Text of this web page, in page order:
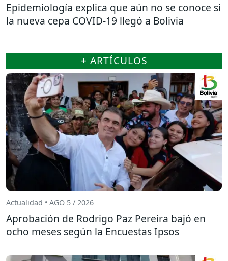
Epidemiología explica que aún no se conoce si
la nueva cepa COVID-19 llegó a Bolivia
+ ARTÍCULOS
Actualidad • AGO 5 / 2026
Aprobación de Rodrigo Paz Pereira bajó en
ocho meses según la Encuestas Ipsos